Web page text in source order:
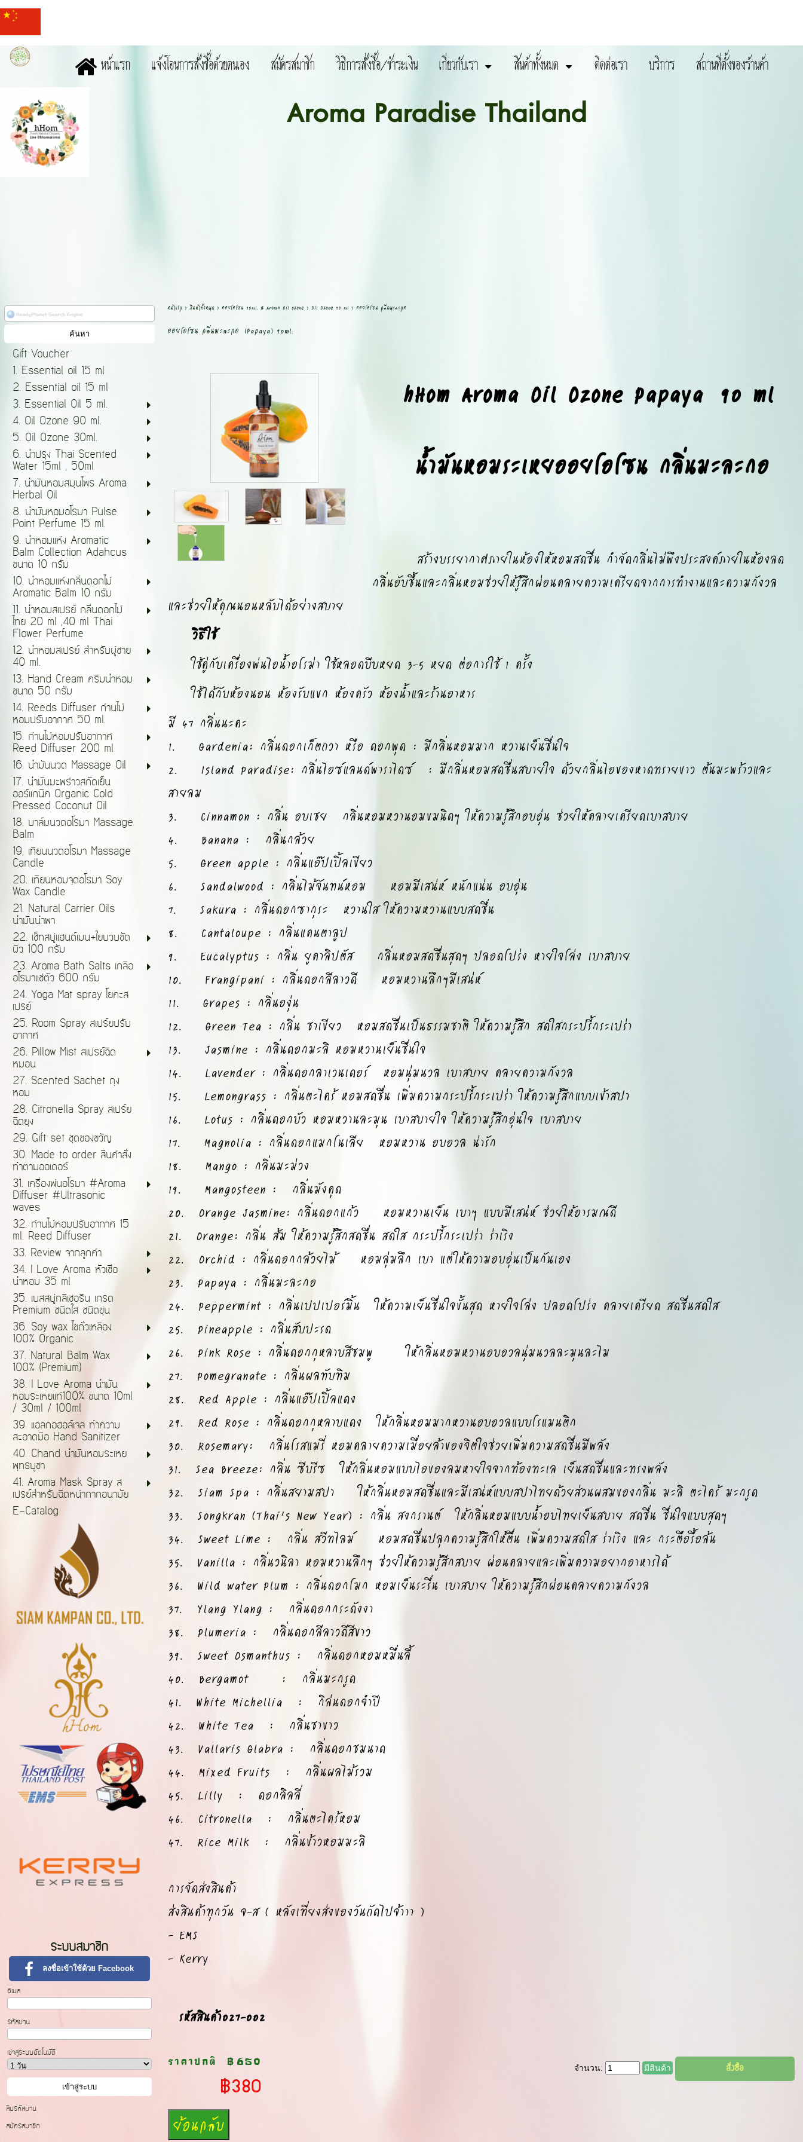
หน้าแรก แจ้งโอนการสั่งซื้อด้วยตนเอง สมัครสมาชิก วิธีการสั่งซื้อ/ชำระเงิน เกี่ยวกับเรา สินค้าทั้งหมด ติดต่อเรา บริการ สถานที่ตั้งของร้านค้า
Aroma Paradise Thailand
Gift Voucher
1. Essential oil 15 ml
2. Essential oil 15 ml
3. Essential Oil 5 ml.
4. Oil Ozone 90 ml.
5. Oil Ozone 30ml.
6. น้ำปรุง Thai Scented
Water 15ml , 50ml
7. น้ำมันหอมสมุนไพร Aroma
Herbal Oil
8. น้ำมันหอมอโรมา Pulse
Point Perfume 15 ml.
9. น้ำหอมแห้ง Aromatic
Balm Collection Adahcus
ขนาด 10 กรัม
10. น้ำหอมแห้งกลิ่นดอกไม้
Aromatic Balm 10 กรัม
11. น้ำหอมสเปรย์ กลิ่นดอกไม้
ไทย 20 ml ,40 ml Thai
Flower Perfume
12. น้ำหอมสเปรย์ สำหรับผู้ชาย
40 ml.
13. Hand Cream ครีมน้ำหอม
ขนาด 50 กรัม
14. Reeds Diffuser ก้านไม้
หอมปรับอากาศ 50 ml.
15. ก้านไม้หอมปรับอากาศ
Reed Diffuser 200 ml
16. น้ำมันนวด Massage Oil
17. น้ำมันมะพร้าวสกัดเย็น
ออร์แกนิค Organic Cold
Pressed Coconut Oil
18. บาล์มนวดอโรมา Massage
Balm
19. เทียนนวดอโรมา Massage
Candle
20. เทียนหอมจุดอโรมา Soy
Wax Candle
21. Natural Carrier Oils
น้ำมันนำพา
22. เซ็ทสบู่แฮนด์เมน+ใยบวบขัด
ผิว 100 กรัม
23. Aroma Bath Salts เกลือ
อโรมาแช่ตัว 600 กรัม
24. Yoga Mat spray โยคะส
เปรย์
25. Room Spray สเปร์ยปรับ
อากาศ
26. Pillow Mist สเปรย์ฉีด
หมอน
27. Scented Sachet ถุง
หอม
28. Citronella Spray สเปร์ย
ฉีดยุง
29. Gift set ชุดของขวัญ
30. Made to order สินค้าสั่ง
ทำตามออเดอร์
31. เครื่องพ่นอโรมา #Aroma
Diffuser #Ultrasonic
waves
32. ก้านไม้หอมปรับอากาศ 15
ml. Reed Diffuser
33. Review จากลูกค้า
34. I Love Aroma หัวเชื้อ
น้ำหอม 35 ml
35. เบสสบู่กลีเซอรีน เกรด
Premium ชนิดใส ชนิดขุ่น
36. Soy wax ไขถั่วเหลือง
100% Organic
37. Natural Balm Wax
100% (Premium)
38. I Love Aroma น้ำมัน
หอมระเหยแท้100% ขนาด 10ml
/ 30ml / 100ml
39. แอลกอฮอล์เจล ทำความ
สะอาดมือ Hand Sanitizer
40. Chand น้ำมันหอมระเหย
พุทธบูชา
41. Aroma Mask Spray ส
เปรย์สำหรับฉีดหน้ากากอนามัย
E-Catalog
ระบบสมาชิก
ลงชื่อเข้าใช้ด้วย Facebook
อีเมล
รหัสผ่าน
เข้าสู่ระบบอัตโนมัติ
ลืมรหัสผ่าน
สมัครสมาชิก
หน้าแรก > สินค้าทั้งหมด> ออยโอโซน 90ml. # Aroma Oil ozone > Oil Ozone 90 ml > ออยโอโซน กลิ่นมะละกอ
ออยโอโซน กลิ่นมะละกอ (Papaya) 90ml.
hHom Aroma Oil Ozone Papaya 90 ml
น้ำมันหอมระเหยออยโอโซน กลิ่นมะละกอ
สร้างบรรยากาศภายในห้องให้หอมสดชื่น กำจัดกลิ่นไม่พึงประสงค์ภายในห้องลด
กลิ่นอับชื้นและกลิ่นหอมช่วยให้รู้สึกผ่อนคลายความเครียดจากการทำงานและความกังวล
และช่วยให้คุณนอนหลับได้อย่างสบาย
วิธีใช้
ใช้คู่กับเครื่องพ่นไอน้ำอโรม่า ใช้หลอดบีบหยด 3-5 หยด ต่อการใช้ 1 ครั้ง
ใช้ได้กับห้องนอน ห้องรับแขก ห้องครัว ห้องน้ำและร้านอาหาร
มี 47 กลิ่นนะคะ
1. Gardenia: กลิ่นดอกเก็ตถวา หรือ ดอกพุด : มีกลิ่นหอมมาก หวานเย็นชื่นใจ
2. Island Paradise: กลิ่นไอซ์แลนด์พาราไดซ์ : มีกลิ่นหอมสดชื่นสบายใจ ด้วยกลิ่นไอของหาดทรายขาว ต้นมะพร้าวและ
สายลม
3. Cinnamon : กลิ่น อบเชย กลิ่นหอมหวานอมขมนิดๆ ให้ความรู้สึกอบอุ่น ช่วยให้คลายเครียดเบาสบาย
4. Banana : กลิ่นกล้วย
5. Green apple : กลิ่นแอ๊ปเปิ้ลเขียว
6. Sandalwood : กลิ่นไม้จันทน์หอม หอมมีเสน่ห์ หนักแน่น อบอุ่น
7. Sakura : กลิ่นดอกซากุระ หวานใส ให้ความหวานแบบสดชื่น
8. Cantaloupe : กลิ่นแคนตาลูป
9. Eucalyptus : กลิ่น ยูคาลิปตัส กลิ่นหอมสดชื่นสุดๆ ปลอดโปร่ง หายใจโล่ง เบาสบาย
10. Frangipani : กลิ่นดอกลีลาวดี หอมหวานลึกๆมีเสน่ห์
11. Grapes : กลิ่นองุ่น
12. Green Tea : กลิ่น ชาเขียว หอมสดชื่นเป็นธรรมชาติ ให้ความรู้สึก สดใสกระปรี้กระเปร่า
13. Jasmine : กลิ่นดอกมะลิ หอมหวานเย็นชื่นใจ
14. Lavender : กลิ่นดอกลาเวนเดอร์ หอมนุ่มนวล เบาสบาย คลายความกังวล
15. Lemongrass : กลิ่นตะไคร้ หอมสดชื่น เพิ่มความกระปรี้กระเปร่า ให้ความรู้สึกแบบเข้าสปา
16. Lotus : กลิ่นดอกบัว หอมหวานละมุน เบาสบายใจ ให้ความรู้สึกอุ่นใจ เบาสบาย
17. Magnolia : กลิ่นดอกแมกโนเลีย หอมหวาน อบอวล น่ารัก
18. Mango : กลิ่นมะม่วง
19. Mangosteen : กลิ่นมังคุด
20. Orange Jasmine: กลิ่นดอกแก้ว หอมหวานเย็น เบาๆ แบบมีเสน่ห์ ช่วยให้อารมณ์ดี
21. Orange: กลิ่น ส้ม ให้ความรู้สึกสดชื่น สดใส กระปรี้กระเปร่า ร่าเริง
22. Orchid : กลิ่นดอกกล้วยไม้ หอมลุ่มลึก เบา แต่ให้ความอบอุ่นเป็นกันเอง
23. Papaya : กลิ่นมะละกอ
24. Peppermint : กลิ่นเปปเปอร์มิ้น ให้ความเย็นชื่นใจขั้นสุด หายใจโล่ง ปลอดโปร่ง คลายเครียด สดชื่นสดใส
25. Pineapple : กลิ่นสับปะรด
26. Pink Rose : กลิ่นดอกกุหลาบสีชมพู ให้กลิ่นหอมหวานอบอวลนุ่มนวลละมุนละไม
27. Pomegranate : กลิ่นผลทับทิม
28. Red Apple : กลิ่นแอ๊ปเปิ้ลแดง
29. Red Rose : กลิ่นดอกกุหลาบแดง ให้กลิ่นหอมมากหวานอบอวลแบบโรแมนติก
30. Rosemary: กลิ่นโรสแมรี่ หอมคลายความเมื่อยล้าของจิตใจช่วยเพิ่มความสดชื่นมีพลัง
31. Sea Breeze: กลิ่น ซีบรีซ ให้กลิ่นหอมแบบไอของลมหายใจจากท้องทะเล เย็นสดชื่นและทรงพลัง
32. Siam Spa : กลิ่นสยามสปา ให้กลิ่นหอมสดชื่นและมีเสน่ห์แบบสปาไทยด้วยส่วนผสมของกลิ่น มะลิ ตะไคร้ มะกรูด
33. Songkran (Thai’s New Year) : กลิ่น สงกรานต์ ให้กลิ่นหอมแบบน้ำอบไทยเย็นสบาย สดชื่น ชื่นใจแบบสุดๆ
34. Sweet Lime : กลิ่น สวีทไลม์ หอมสดชื่นปลุกความรู้สึกให้ตื่น เพิ่มความสดใส ร่าเริง และ กระตือรื้อล้น
35. Vanilla : กลิ่นวนิลา หอมหวานลึกๆ ช่วยให้ความรู้สีกสบาย ผ่อนคลายและเพิ่มความอยากอาหารได้
36. Wild water Plum : กลิ่นดอกโมก หอมเย็นระรื่น เบาสบาย ให้ความรู้สึกผ่อนคลายความกังวล
37. Ylang Ylang : กลิ่นดอกกระดังงา
38. Plumeria : กลิ่นดอกลีลาวดีสีขาว
39. Sweet Osmanthus : กลิ่นดอกหอมหมื่นลี้
40. Bergamot : กลิ่นมะกรูด
41. White Michellia : กิล่นดอกจำปี
42. White Tea : กลิ่นชาขาว
43. Vallaris Glabra : กลิ่นดอกชมนาด
44. Mixed Fruits : กลิ่นผลไม้รวม
45. Lilly : ดอกลิลลี่
46. Citronella : กลิ่นตะไคร้หอม
47. Rice Milk : กลิ่นข้าวหอมมะลิ
การจัดส่งสินค้า
ส่งสินค้าทุกวัน จ-ส ( หลังเที่ยงส่งของวันถัดไปจ้าาา )
- EMS
- Kerry
รหัสสินค้า027-002
ราคาปกติ ฿650
฿380
จำนวน: มีสินค้า